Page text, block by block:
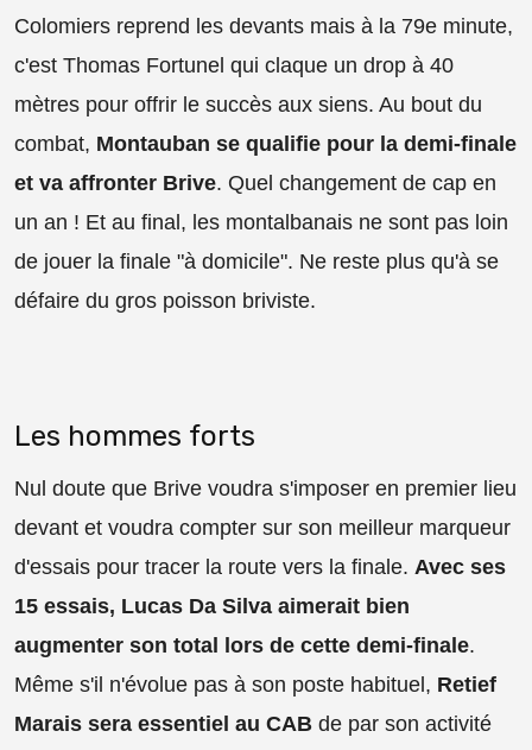
Colomiers reprend les devants mais à la 79e minute,
c'est Thomas Fortunel qui claque un drop à 40
mètres pour offrir le succès aux siens. Au bout du
combat, Montauban se qualifie pour la demi-finale
et va affronter Brive. Quel changement de cap en
un an ! Et au final, les montalbanais ne sont pas loin
de jouer la finale "à domicile". Ne reste plus qu'à se
défaire du gros poisson briviste.
Les hommes forts
Nul doute que Brive voudra s'imposer en premier lieu
devant et voudra compter sur son meilleur marqueur
d'essais pour tracer la route vers la finale. Avec ses
15 essais, Lucas Da Silva aimerait bien
augmenter son total lors de cette demi-finale.
Même s'il n'évolue pas à son poste habituel, Retief
Marais sera essentiel au CAB de par son activité